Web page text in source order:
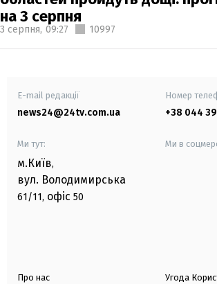
на 3 серпня
3 серпня, 09:27 10997
E-mail редакції
news24@24tv.com.ua
Номер
+38 044
Ми тут:
м.Київ,
вул. Володимирська
61/11, офіс 50
Ми в
Про нас Угода